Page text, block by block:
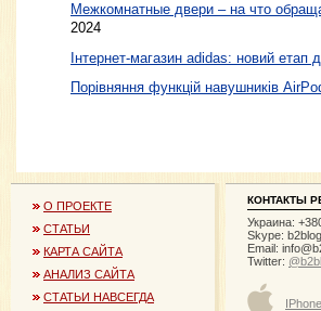
Межкомнатные двери – на что
2024
Інтернет-магазин adidas: новий етап
Порівняння функцій навушників
О ПРОЕКТЕ
СТАТЬИ
КАРТА САЙТА
АНАЛИЗ САЙТА
СТАТЬИ НАВСЕГДА
КОНТАКТЫ
Украина:
Skype:
Email:
Twitter:
IPhone